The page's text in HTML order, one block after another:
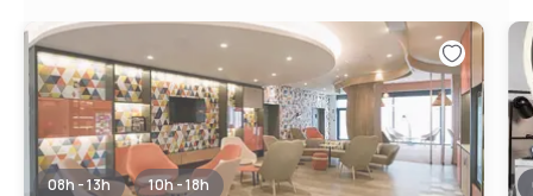
08h - 13h 10h - 18h